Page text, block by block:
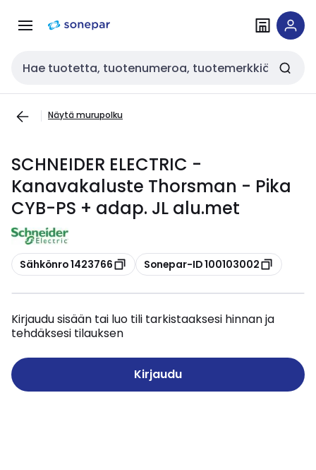
navigointiinsisältöön
Haku
Näytä murupolku
SCHNEIDER ELECTRIC -
Kanavakaluste Thorsman - Pika
CYB-PS + adap. JL alu.met
Kopioi
Sähkönro 1423766 Kopioi
Sonepar-ID 100103002
Kirjaudu sisään tai luo tili tarkistaaksesi hinnan ja
tehdäksesi tilauksen
Kirjaudu